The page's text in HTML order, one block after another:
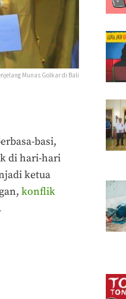
Munas Golkar di Bali
basi,
di hari-hari
ketua
konflik